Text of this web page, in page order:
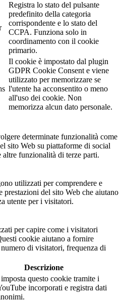
Registra lo stato del pulsante
predefinito della categoria
corrispondente e lo stato del
CCPA. Funziona solo in
coordinamento con il cookie
primario.
Il cookie è impostato dal plugin
GDPR Cookie Consent e viene
utilizzato per memorizzare se
l'utente ha acconsentito o meno
all'uso dei cookie. Non
memorizza alcun dato personale.
determinate funzionalità come
sito Web su piattaforme di social
funzionalità di terze parti.
utilizzati per comprendere e
del sito Web che aiutano
utente per i visitatori.
per capire come i visitatori
cookie aiutano a fornire
di visitatori, frequenza di
Descrizione
questo cookie tramite i
incorporati e registra dati